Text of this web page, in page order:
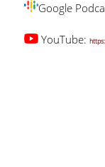
Google
YouTube: